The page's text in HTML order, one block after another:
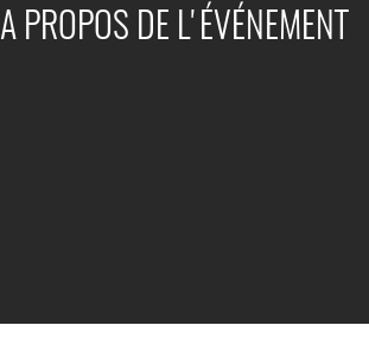
A PROPOS DE L'ÉVÉNEMENT